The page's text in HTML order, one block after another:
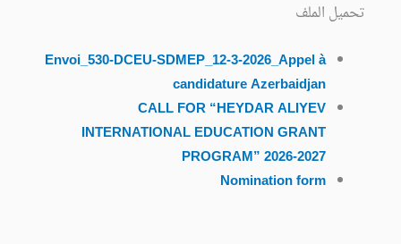
تحميل الملف
Envoi_530-DCEU-SDMEP_12-3-2026_Appel à
candidature Azerbaidjan
CALL FOR “HEYDAR ALIYEV
INTERNATIONAL EDUCATION GRANT
PROGRAM” 2026-2027
Nomination form